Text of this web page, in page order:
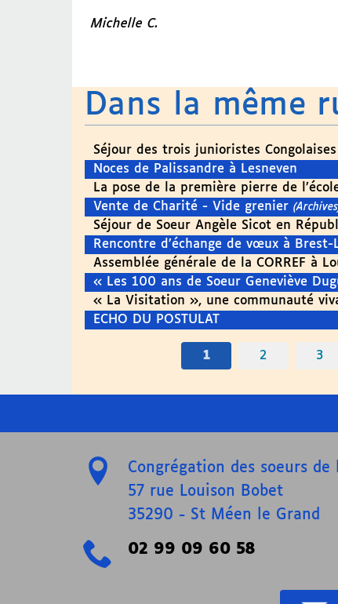
Michelle C.
Dans la même
Séjour des trois junioristes
Noces de Palissandre à Lesneven
La pose de la première pierre de
Vente de Charité - Vide grenier
Séjour de Soeur Angèle Sicot en
Rencontre d’échange de vœux à Brest-
Assemblée générale de la CORREF à
« Les 100 ans de Soeur Geneviève
« La Visitation », une communauté
ECHO DU POSTULAT
1 2 3
Congrégation des soeurs de
57 rue Louison Bobet
35290 - St Méen le Grand
02 99 09 60 58